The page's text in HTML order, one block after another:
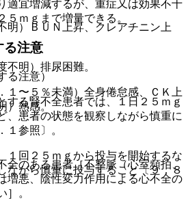
）ＢＵＮ上昇、クレアチニン上
明）排尿困難。
〜５％未満）全身倦怠感、ＣＫ上
）熱感。
のある患者［不整脈（心室頻拍、
増悪、陰性変力作用による心不全の
］。
適宜増減するが、重症又は効果不十
５ｍｇまで増量できる。
る注意
る注意）
る腎不全患者では、１日２５ｍｇ
、患者の状態を観察しながら慎重に
１参照〕。
回２５ｍｇから投与を開始するな
ながら慎重に投与すること〔９．８